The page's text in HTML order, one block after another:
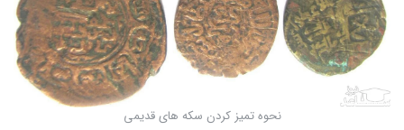
نحوه تمیز کردن سکه های قدیمی